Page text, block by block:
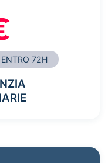
72H